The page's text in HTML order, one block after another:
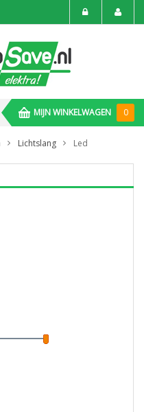
MIJN WINKELWAGEN 0
Lichtslang Led